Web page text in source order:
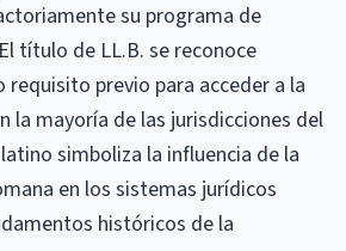
su programa de
título de LL.B. se reconoce
previo para acceder a la
la mayoría de las jurisdicciones del
simboliza la influencia de la
en los sistemas jurídicos
históricos de la